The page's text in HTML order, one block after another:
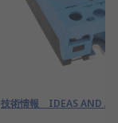
技術情報 IDEAS AND